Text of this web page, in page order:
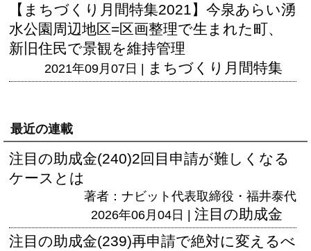
【まちづくり月間特集2021】今泉あらい湧
水公園周辺地区=区画整理で生まれた町、
新旧住民で景観を維持管理
2021年09月07日 | まちづくり月間特集
最近の連載
注目の助成金(240)2回目申請が難しくなる
ケースとは
著者：ナビット代表取締役・福井泰代
2026年06月04日 | 注目の助成金
注目の助成金(239)再申請で絶対に変えるべ